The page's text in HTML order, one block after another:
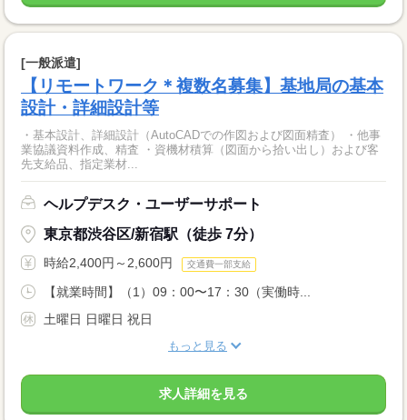
[一般派遣]
【リモートワーク＊複数名募集】基地局の基本
設計・詳細設計等
・基本設計、詳細設計（AutoCADでの作図および図面精査） ・他事
業協議資料作成、精査 ・資機材積算（図面から拾い出し）および客
先支給品、指定業材...
ヘルプデスク・ユーザーサポート
東京都渋谷区/新宿駅（徒歩 7分）
時給2,400円～2,600円 交通費一部支給
【就業時間】（1）09：00〜17：30（実働時...
土曜日 日曜日 祝日
もっと見る
求人詳細を見る